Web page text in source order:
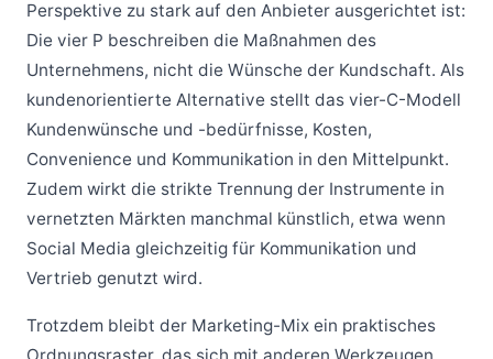
Perspektive zu stark auf den Anbieter ausgerichtet ist:
Die vier P beschreiben die Maßnahmen des
Unternehmens, nicht die Wünsche der Kundschaft. Als
kundenorientierte Alternative stellt das vier-C-Modell
Kundenwünsche und -bedürfnisse, Kosten,
Convenience und Kommunikation in den Mittelpunkt.
Zudem wirkt die strikte Trennung der Instrumente in
vernetzten Märkten manchmal künstlich, etwa wenn
Social Media gleichzeitig für Kommunikation und
Vertrieb genutzt wird.
Trotzdem bleibt der Marketing-Mix ein praktisches
Ordnungsraster, das sich mit anderen Werkzeugen